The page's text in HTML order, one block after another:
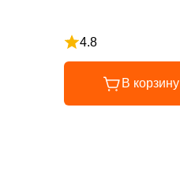
4.8
Рейтинг 4.8 из 5
В корзину